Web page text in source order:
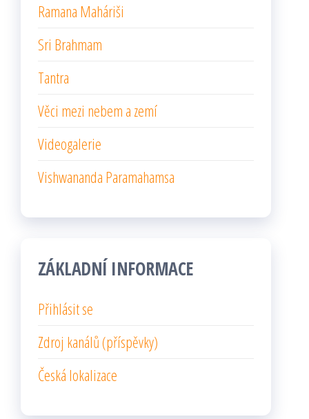
Ramana Maháriši
Sri Brahmam
Tantra
Věci mezi nebem a zemí
Videogalerie
Vishwananda Paramahamsa
ZÁKLADNÍ INFORMACE
Přihlásit se
Zdroj kanálů (příspěvky)
Česká lokalizace